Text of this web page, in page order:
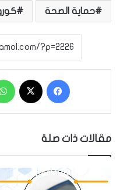
حماية الصحة
مقالات ذات صلة